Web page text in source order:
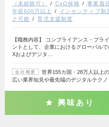
（未経験可）
CxO候補 事業責
年収600万以上
インセンティブ制
ク可能
育児支援制度
【職務内容】 コンプライアンス・プラ
ントとして、企業におけるグローバル
Xおよびデジタ…
会社概要
世界155カ国・28万人以上
広い業界知見や最先端のデジタルテク
興味あり